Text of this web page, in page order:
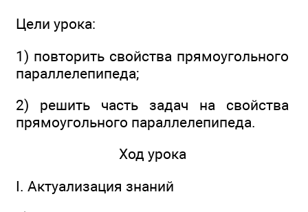
Цели урока:
1) повторить свойства прямоугольного
параллелепипеда;
2) решить часть задач на свойства
прямоугольного параллелепипеда.
Ход урока
I. Актуализация знаний